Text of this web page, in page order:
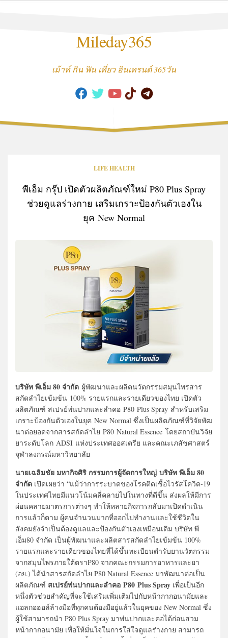
Mileday365
เม้าท์ กิน ฟิน เที่ยว อินเทรนด์ 365วัน
LIFE HEALTH
พีเอ็ม กรุ๊ป เปิดตัวผลิตภัณฑ์ใหม่ P80 Plus Spray
ช่วยดูแลร่างกาย เสริมเกราะป้องกันตัวเองใน
ยุค New Normal
บริษัท พีเอ็ม 80 จำกัด ผู้พัฒนาและผลิตนวัตกรรมสมุนไพรสาร
สกัดลำไยเข้มข้น 100% รายแรกและรายเดียวของไทย เปิดตัว
ผลิตภัณฑ์ สเปรย์พ่นปากและลำคอ P80 Plus Spray สำหรับเสริม
เกราะป้องกันตัวเองในยุค New Normal ซึ่งเป็นผลิตภัณฑ์ที่วิจัยพัฒ
นาต่อยอดจากสารสกัดลำไย P80 Natural Essence โดยสถาบันวิจัย
ยาระดับโลก ADSI แห่งประเทศออสเตรีย และคณะเภสัชศาสตร์
จุฬาลงกรณ์มหาวิทยาลัย
นายเฉลิมชัย มหากิจศิริ กรรมการผู้จัดการใหญ่ บริษัท พีเอ็ม 80
จำกัด เปิดเผยว่า “แม้ว่าการระบาดของโรคติดเชื้อไวรัสโควิด-19
ในประเทศไทยมีแนวโน้มคลี่คลายไปในทางที่ดีขึ้น ส่งผลให้มีการ
ผ่อนคลายมาตรการต่างๆ ทำให้หลายกิจการกลับมาเปิดดำเนิน
การแล้วก็ตาม ผู้คนจำนวนมากที่ออกไปทำงานและใช้ชีวิตใน
สังคมยังจำเป็นต้องดูแลและป้องกันตัวเองเหมือนเดิม บริษัท พี
เอ็ม80 จำกัด เป็นผู้พัฒนาและผลิตสารสกัดลำไยเข้มข้น 100%
รายแรกและรายเดียวของไทยที่ได้ขึ้นทะเบียนตำรับยานวัตกรรม
จากสมุนไพรภายใต้ตราP80 จากคณะกรรมการอาหารและยา
(อย.) ได้นำสารสกัดลำไย P80 Natural Essence มาพัฒนาต่อเป็น
ผลิตภัณฑ์ สเปรย์พ่นปากและลำคอ P80 Plus Spray เพื่อเป็นอีก
หนึ่งตัวช่วยสำคัญที่จะใช้เสริมเพิ่มเติมไปกับหน้ากากอนามัยและ
แอลกอฮอล์ล้างมือที่ทุกคนต้องมีอยู่แล้วในยุคของ New Normal ซึ่ง
ผู้ใช้สามารถนำ P80 Plus Spray มาพ่นปากและคอได้ก่อนสวม
หน้ากากอนามัย เพื่อให้มั่นใจในการใส่ใจดูแลร่างกาย สามารถ